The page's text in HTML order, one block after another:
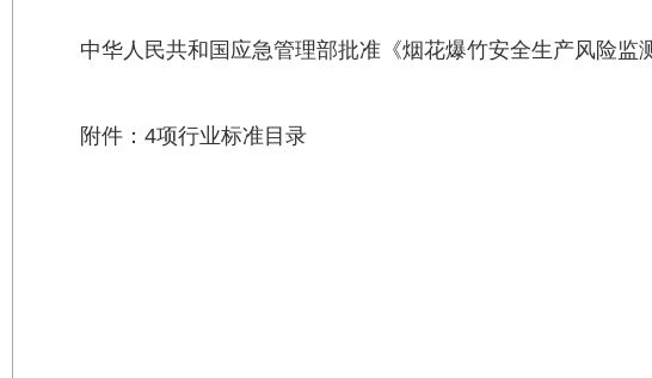
中华人民共和国应急管理部批准《烟花爆竹安全生产风险监
附件：4项行业标准目录